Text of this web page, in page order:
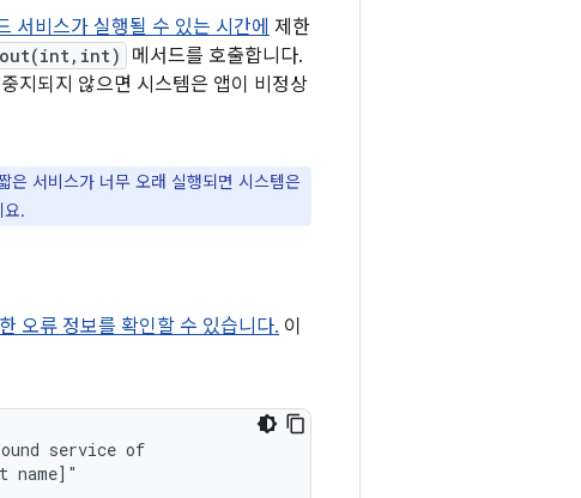
서비스가 실행될 수 있는 시간에 제한
메서드를 호출합니다.
지되지 않으면 시스템은 앱이 비정상
은 서비스가 너무 오래 실행되면 시스템은
요.
오류 정보를 확인할 수 있습니다. 이
service of